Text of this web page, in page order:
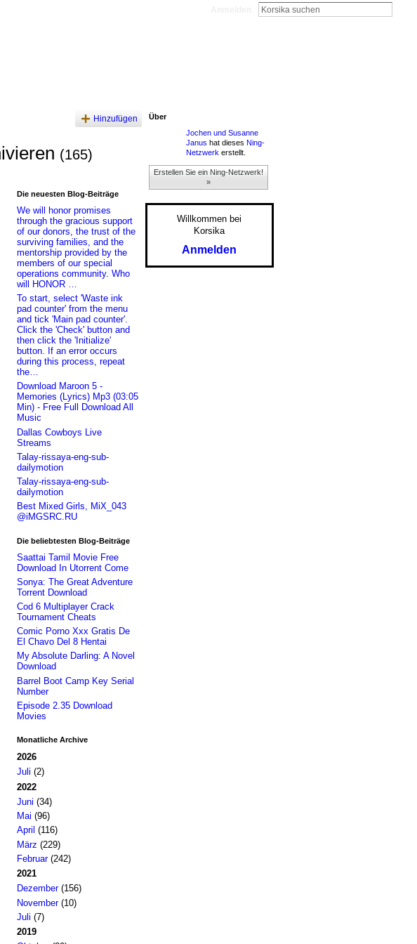
Hinzufügen
(165)
Die neuesten Blog-Beiträge
We will honor promises
through the gracious support
of our donors, the trust of the
surviving families, and the
mentorship provided by the
members of our special
operations community. Who
will HONOR …
To start, select 'Waste ink
pad counter' from the menu
and tick 'Main pad counter'.
Click the 'Check' button and
then click the 'Initialize'
button. If an error occurs
during this process, repeat
the…
Download Maroon 5 -
Memories (Lyrics) Mp3 (03:05
Min) - Free Full Download All
Music
Dallas Cowboys Live
Streams
Talay-rissaya-eng-sub-
dailymotion
Talay-rissaya-eng-sub-
dailymotion
Best Mixed Girls, MiX_043
@iMGSRC.RU
Die beliebtesten Blog-Beiträge
Saattai Tamil Movie Free
Download In Utorrent Come
Sonya: The Great Adventure
Torrent Download
Cod 6 Multiplayer Crack
Tournament Cheats
Comic Porno Xxx Gratis De
El Chavo Del 8 Hentai
My Absolute Darling: A Novel
Download
Barrel Boot Camp Key Serial
Number
Episode 2.35 Download
Movies
Monatliche Archive
2026
Juli (2)
2022
Juni (34)
Mai (96)
April (116)
März (229)
Februar(242)
2021
Dezember(156)
November(10)
Juli (7)
2019
Über
Jochen und Susanne
Janus hat dieses Ning-
Netzwerk erstellt.
Erstellen Sie ein Ning-Netzwerk!
»
Willkommen bei
Korsika
Anmelden